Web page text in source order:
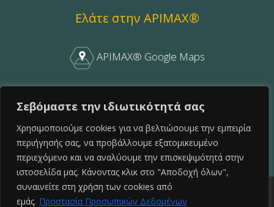
Σεβόμαστε την ιδιωτικότητά σας
Χρησιμοποιούμε cookies για να βελτιώσουμε την εμπειρία
περιήγησής σας, να προβάλλουμε εξατομικευμένο
περιεχόμενο και να αναλύουμε την επισκεψιμότητά στην
ιστοσελίδα μας. Κάνοντας κλικ στο "Αποδοχή όλων",
συναινείτε στη χρήση των cookies από
εμάς. Προστασία Προσωπικών Δεδομένων
Ελάτε στην APIMAX®
APIMAX® Google Maps
Follow APIMAX on Facebook
0